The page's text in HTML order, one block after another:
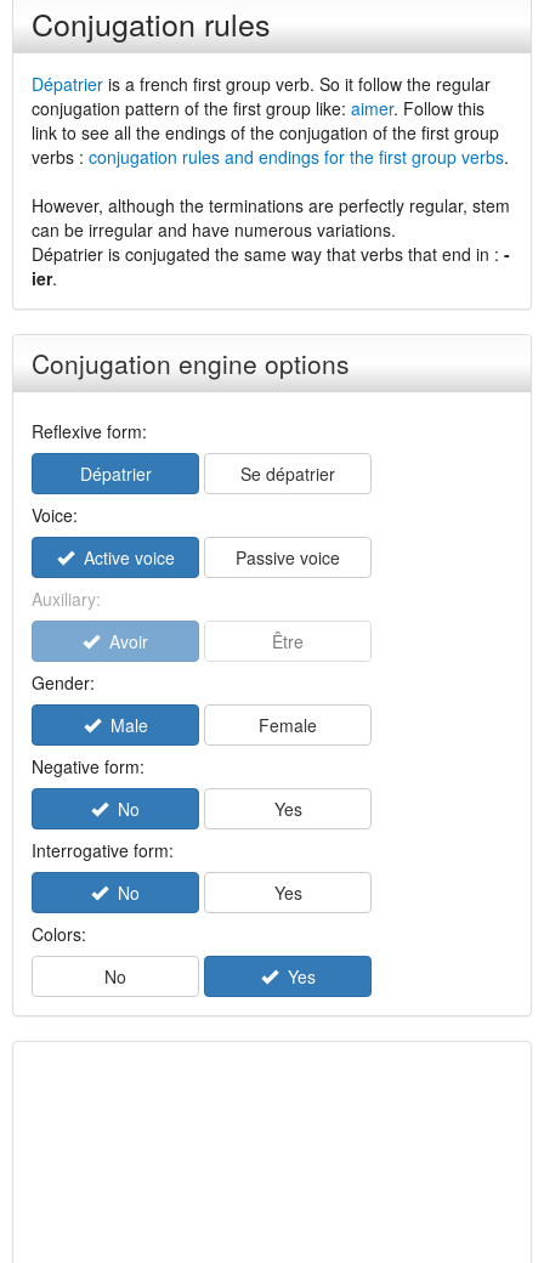
Conjugation rules
Dépatrier is a french first group verb. So it follow the regular
conjugation pattern of the first group like: aimer. Follow this
link to see all the endings of the conjugation of the first group
verbs : conjugation rules and endings for the first group verbs.
However, although the terminations are perfectly regular, stem
can be irregular and have numerous variations.
Dépatrier is conjugated the same way that verbs that end in : -
ier.
Conjugation engine options
Reflexive form:
Dépatrier
Se dépatrier
Voice:
Active voice
Passive voice
Auxiliary:
Avoir
Être
Gender:
Male
Female
Negative form:
No
Yes
Interrogative form:
No
Yes
Colors:
No
Yes